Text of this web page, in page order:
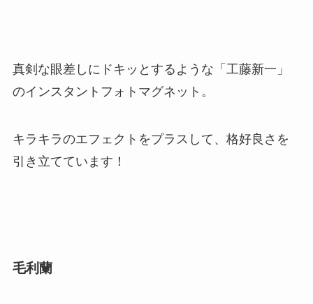
真剣な眼差しにドキッとするような「工藤新一」
のインスタントフォトマグネット。
キラキラのエフェクトをプラスして、格好良さを
引き立てています！
毛利蘭